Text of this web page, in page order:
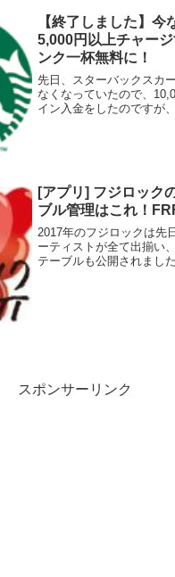
【終了しました】今
5,000円以上チャー
ンク一杯無料に！
先日、スターバックスカ
なくなっていたので、
イン入金をしたのですが
[アプリ] フジロック
ブル管理はこれ！
2017年のフジロックは先
ーティストが全て出揃い
テーブルも公開されまし
スポンサーリンク